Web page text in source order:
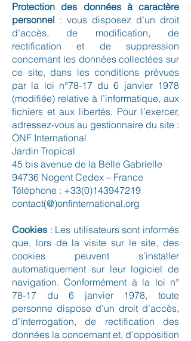
Protection des données à caractère
personnel : vous disposez d’un droit
d’accès, de modification, de
rectification et de suppression
concernant les données collectées sur
ce site, dans les conditions prévues
par la loi n°78-17 du 6 janvier 1978
(modifiée) relative à l’informatique, aux
fichiers et aux libertés. Pour l’exercer,
adressez-vous au gestionnaire du site :
ONF International
Jardin Tropical
45 bis avenue de la Belle Gabrielle
94736 Nogent Cedex – France
Téléphone : +33(0)143947219
contact(@)onfinternational.org
Cookies : Les utilisateurs sont informés
que, lors de la visite sur le site, des
cookies peuvent s’installer
automatiquement sur leur logiciel de
navigation. Conformément à la loi n°
78-17 du 6 janvier 1978, toute
personne dispose d’un droit d’accès,
d’interrogation, de rectification des
données la concernant et, d’opposition